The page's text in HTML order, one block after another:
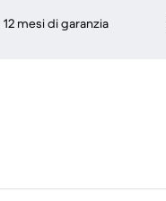
12 mesi di garanzia